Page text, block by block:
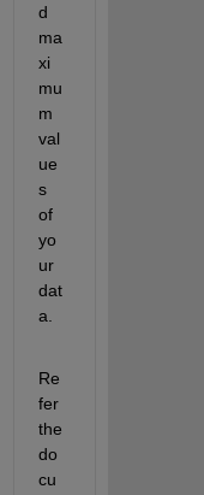
d
ma
xi
mu
m
val
ue
s
of
yo
ur
dat
a.
Re
fer
the
do
cu